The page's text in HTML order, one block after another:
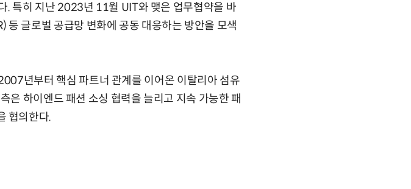
. 특히 지난 2023년 11월 UIT와 맺은 업무협약을 바
등 글로벌 공급망 변화에 공동 대응하는 방안을 모색
년부터 핵심 파트너 관계를 이어온 이탈리아 섬유
하이엔드 패션 소싱 협력을 늘리고 지속 가능한 패
협의한다.